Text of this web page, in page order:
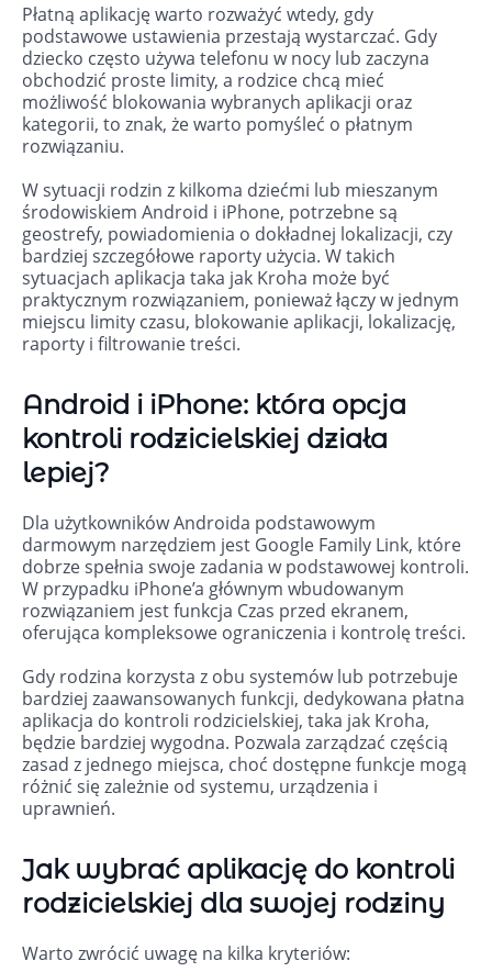
Płatną aplikację warto rozważyć wtedy, gdy
podstawowe ustawienia przestają wystarczać. Gdy
dziecko często używa telefonu w nocy lub zaczyna
obchodzić proste limity, a rodzice chcą mieć
możliwość blokowania wybranych aplikacji oraz
kategorii, to znak, że warto pomyśleć o płatnym
rozwiązaniu.
W sytuacji rodzin z kilkoma dziećmi lub mieszanym
środowiskiem Android i iPhone, potrzebne są
geostrefy, powiadomienia o dokładnej lokalizacji, czy
bardziej szczegółowe raporty użycia. W takich
sytuacjach aplikacja taka jak Kroha może być
praktycznym rozwiązaniem, ponieważ łączy w jednym
miejscu limity czasu, blokowanie aplikacji, lokalizację,
raporty i filtrowanie treści.
Android i iPhone: która opcja
kontroli rodzicielskiej działa
lepiej?
Dla użytkowników Androida podstawowym
darmowym narzędziem jest Google Family Link, które
dobrze spełnia swoje zadania w podstawowej kontroli.
W przypadku iPhone’a głównym wbudowanym
rozwiązaniem jest funkcja Czas przed ekranem,
oferująca kompleksowe ograniczenia i kontrolę treści.
Gdy rodzina korzysta z obu systemów lub potrzebuje
bardziej zaawansowanych funkcji, dedykowana płatna
aplikacja do kontroli rodzicielskiej, taka jak Kroha,
będzie bardziej wygodna. Pozwala zarządzać częścią
zasad z jednego miejsca, choć dostępne funkcje mogą
różnić się zależnie od systemu, urządzenia i
uprawnień.
Jak wybrać aplikację do kontroli
rodzicielskiej dla swojej rodziny
Warto zwrócić uwagę na kilka kryteriów: